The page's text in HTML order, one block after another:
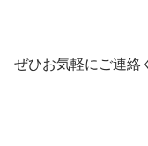
ぜひお気軽にご連絡